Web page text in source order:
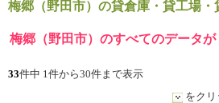
梅郷（野田市） の貸倉庫・貸工場・
梅郷（野田市）のすべてのデータが
33件中 1件から30件まで表示
をク